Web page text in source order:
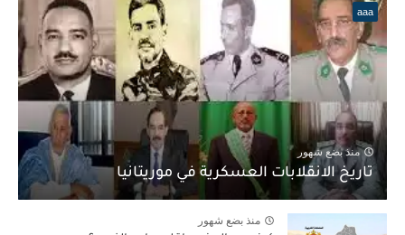
aaa
منذ بضع شهور
تاريخ الانقلابات العسكرية في موريتانيا
منذ بضع شهور